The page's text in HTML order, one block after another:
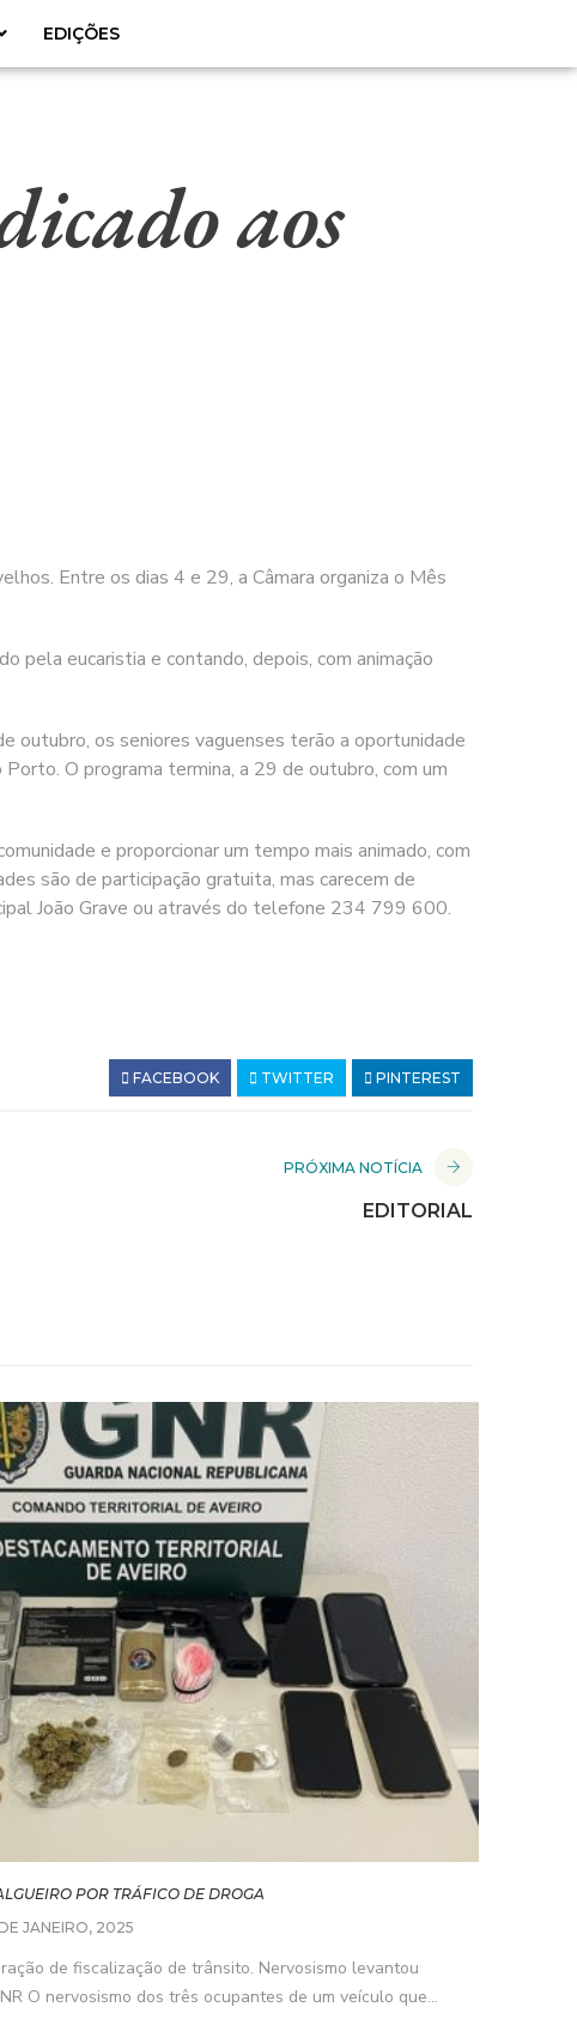
EDIÇÕES
aos
Entre os dias 4 e 29, a Câmara organiza o Mês
pela eucaristia e contando, depois, com animação
outubro, os seniores vaguenses terão a oportunidade
O programa termina, a 29 de outubro, com um
e proporcionar um tempo mais animado, com
são de participação gratuita, mas carecem de
João Grave ou através do telefone 234 799 600.
FACEBOOK TWITTER PINTEREST
PRÓXIMA NOTÍCIA
EDITORIAL
POR TRÁFICO DE DROGA
JANEIRO, 2025
de fiscalização de trânsito. Nervosismo levantou
O nervosismo dos três ocupantes de um veículo que...